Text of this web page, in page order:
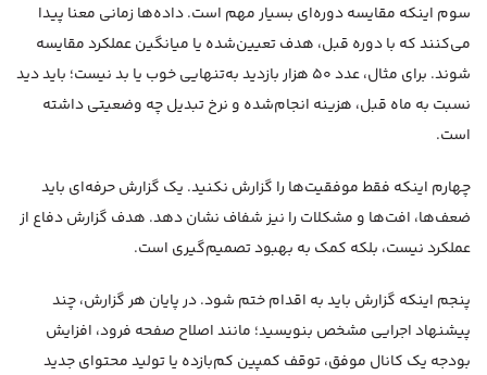
سوم اینکه مقایسه دوره‌ای بسیار مهم است. داده‌ها زمانی معنا پیدا
می‌کنند که با دوره قبل، هدف تعیین‌شده یا میانگین عملکرد مقایسه
شوند. برای مثال، عدد ۵۰ هزار بازدید به‌تنهایی خوب یا بد نیست؛ باید دید
نسبت به ماه قبل، هزینه انجام‌شده و نرخ تبدیل چه وضعیتی داشته
است.
چهارم اینکه فقط موفقیت‌ها را گزارش نکنید. یک گزارش حرفه‌ای باید
ضعف‌ها، افت‌ها و مشکلات را نیز شفاف نشان دهد. هدف گزارش دفاع از
عملکرد نیست، بلکه کمک به بهبود تصمیم‌گیری است.
پنجم اینکه گزارش باید به اقدام ختم شود. در پایان هر گزارش، چند
پیشنهاد اجرایی مشخص بنویسید؛ مانند اصلاح صفحه فرود، افزایش
بودجه یک کانال موفق، توقف کمپین کم‌بازده یا تولید محتوای جدید